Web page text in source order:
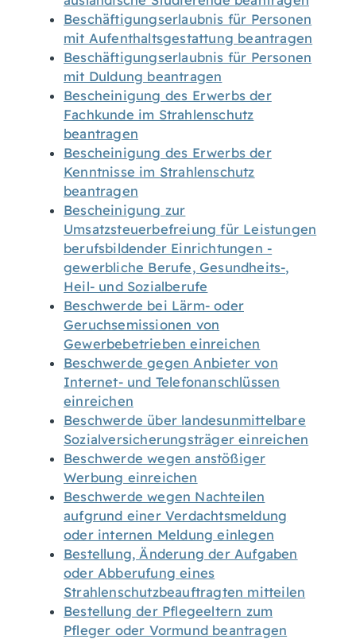
Beschäftigungserlaubnis für Personen
mit Aufenthaltsgestattung beantragen
Beschäftigungserlaubnis für Personen
mit Duldung beantragen
Bescheinigung des Erwerbs der
Fachkunde im Strahlenschutz
beantragen
Bescheinigung des Erwerbs der
Kenntnisse im Strahlenschutz
beantragen
Bescheinigung zur
Umsatzsteuerbefreiung für Leistungen
berufsbildender Einrichtungen -
gewerbliche Berufe, Gesundheits-,
Heil- und Sozialberufe
Beschwerde bei Lärm- oder
Geruchsemissionen von
Gewerbebetrieben einreichen
Beschwerde gegen Anbieter von
Internet- und Telefonanschlüssen
einreichen
Beschwerde über landesunmittelbare
Sozialversicherungsträger einreichen
Beschwerde wegen anstößiger
Werbung einreichen
Beschwerde wegen Nachteilen
aufgrund einer Verdachtsmeldung
oder internen Meldung einlegen
Bestellung, Änderung der Aufgaben
oder Abberufung eines
Strahlenschutzbeauftragten mitteilen
Bestellung der Pflegeeltern zum
Pfleger oder Vormund beantragen